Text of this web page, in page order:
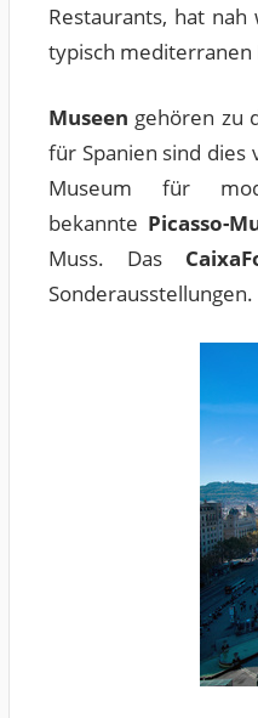
Restaurants, hat
typisch mediterranen
Museen gehören zu
für Spanien sind dies
Museum für
bekannte Picasso-
Muss. Das
Sonderausstellungen.